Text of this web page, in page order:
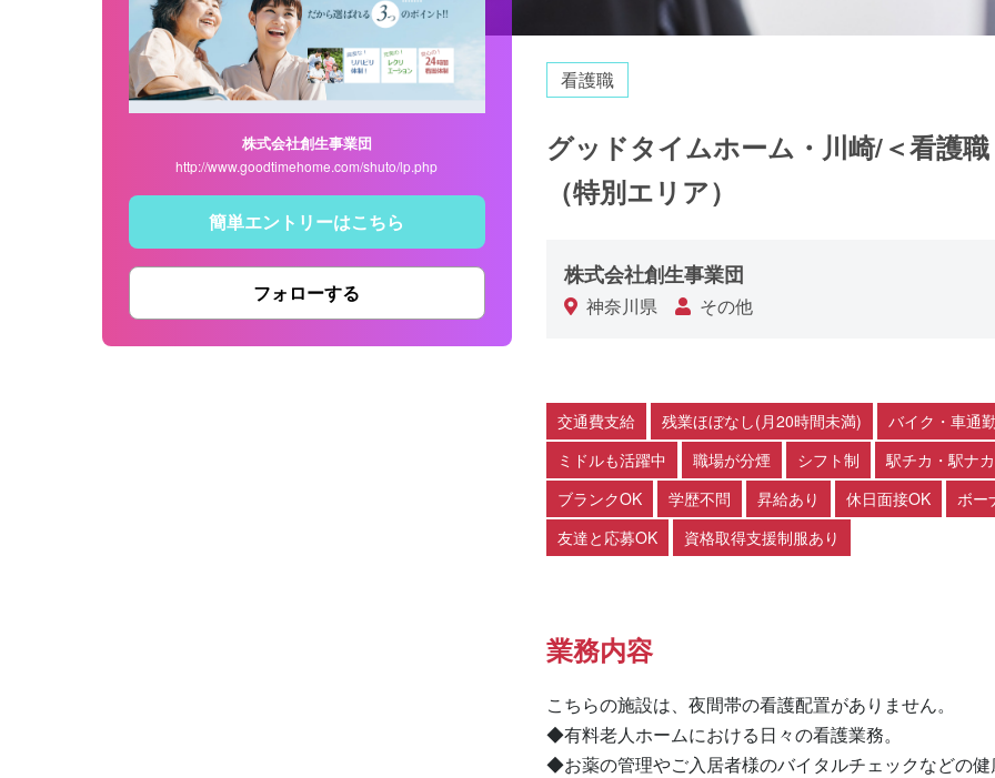
株式会社創生事業団
http://www.goodtimehome.com/shuto/lp.php
簡単エントリーはこちら
フォローする
看護職
グッドタイムホーム・川崎/＜看護
（特別エリア）
株式会社創生事業団
神奈川県 その他
交通費支給 残業ほぼなし(月20時間未満)
バイク・車通
ミドルも活躍中
職場が分煙 シフト制
駅チカ・駅ナカ
ブランクOK
学歴不問 昇給あり 休日面接OK
ボー
友達と応募OK
資格取得支援制服あり
業務内容
こちらの施設は、夜間帯の看護配置がありません。
◆有料老人ホームにおける日々の看護業務。
◆お薬の管理やご入居者様のバイタルチェックなどの